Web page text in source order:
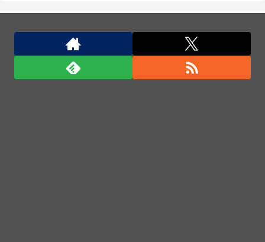
徴集兵の20％は女性、イザベラ王女の姿も…デンマ
ークが新たな兵役制度開始！